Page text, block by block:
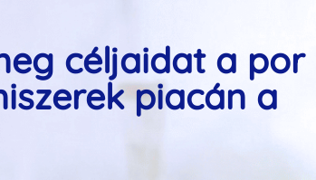
céljaidat a por
piacán a